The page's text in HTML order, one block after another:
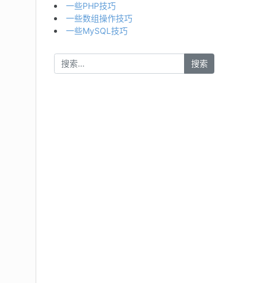
一些PHP技巧
一些数组操作技巧
一些MySQL技巧